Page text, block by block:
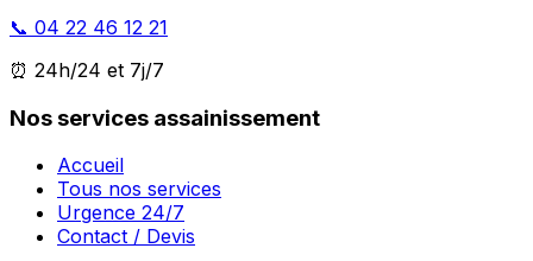
📞 04 22 46 12 21
⏰ 24h/24 et 7j/7
Nos services assainissement
Accueil
Tous nos services
Urgence 24/7
Contact / Devis